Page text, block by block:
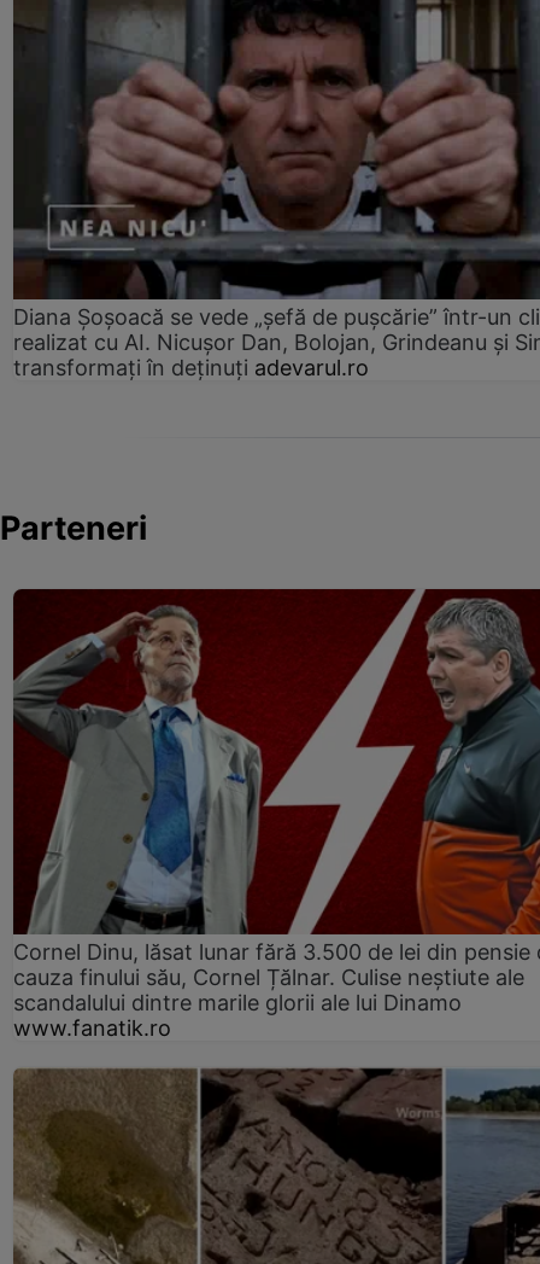
Diana Șoșoacă se vede „șefă de pușcărie” într-un
realizat cu AI. Nicușor Dan, Bolojan, Grindeanu și
transformați în deținuți adevarul.ro
Parteneri
Cornel Dinu, lăsat lunar fără 3.500 de lei din pensie
cauza finului său, Cornel Țălnar. Culise neștiute ale
scandalului dintre marile glorii ale lui Dinamo
www.fanatik.ro